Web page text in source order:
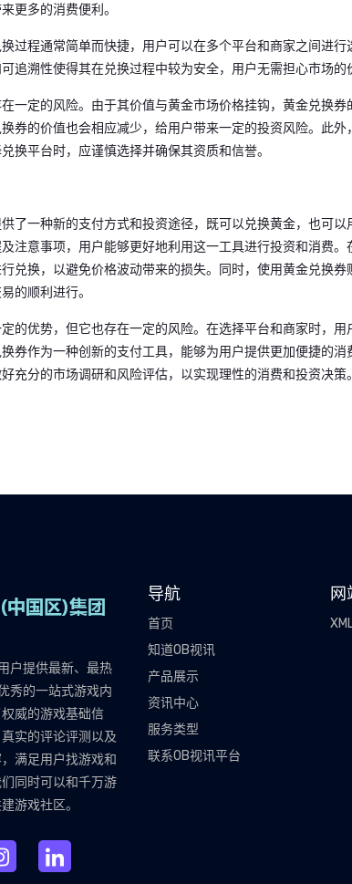
更多的消费便利。
过程通常简单而快捷，用户可以在多个平台和商家之间进行
追溯性使得其在兑换过程中较为安全，用户无需担心市场的
一定的风险。由于其价值与黄金市场价格挂钩，黄金兑换
券的价值也会相应减少，给用户带来一定的投资风险。此
换平台时，应谨慎选择并确保其资质和信誉。
了一种新的支付方式和投资途径，既可以兑换黄金，也可
注意事项，用户能够更好地利用这一工具进行投资和消费
兑换，以避免价格波动带来的损失。同时，使用黄金兑换
的顺利进行。
的优势，但它也存在一定的风险。在选择平台和商家时，
券作为一种创新的支付工具，能够为用户提供更加便捷的
充分的市场调研和风险评估，以实现理性的消费和投资决策。
户提供最新、最热
秀的一站式游戏内
威的游戏基础信
实的评论评测以及
满足用户找游戏和
同时可以和千万游
游戏社区。
导航
首页
知道OB视讯
产品展示
资讯中心
服务类型
联系OB视讯平台
网